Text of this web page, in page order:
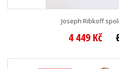
Joseph Ribkoff
4 449 Kč